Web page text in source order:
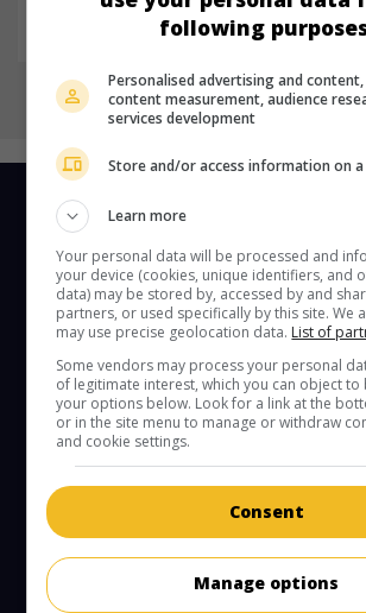
NOS
Les 10 films les
plus recherchés
10 Kaïros
8
7 Spider-Man : Un jour nouveau
following
Personalised advertising and
content measurement, audience
services development
Store and/or access information on a
Learn more
Your personal data will be processed and
your device (cookies, unique identifiers, and
data) may be stored by, accessed by and
partners, or used specifically by this site. We
may use precise geolocation data. List of
Some vendors may process your personal
of legitimate interest, which you can object to
your options below. Look for a link at the
or in the site menu to manage or withdraw
and cookie settings.
Consent
Manage options